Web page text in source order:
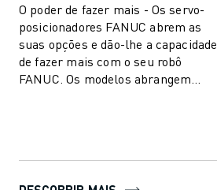
O poder de fazer mais - Os servo-
posicionadores FANUC abrem as
suas opções e dão-lhe a capacidade
de fazer mais com o seu robô
FANUC. Os modelos abrangem